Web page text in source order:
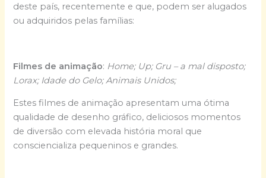
deste país, recentemente e que, podem ser alugados
ou adquiridos pelas famílias:
Filmes de animação: Home; Up; Gru – a mal disposto;
Lorax; Idade do Gelo; Animais Unidos;
Estes filmes de animação apresentam uma ótima
qualidade de desenho gráfico, deliciosos momentos
de diversão com elevada história moral que
consciencializa pequeninos e grandes.